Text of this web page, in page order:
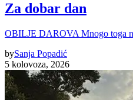
Za dobar dan
OBILJE DAROVA Mnogo toga
bySanja Popadić
5 kolovoza, 2026